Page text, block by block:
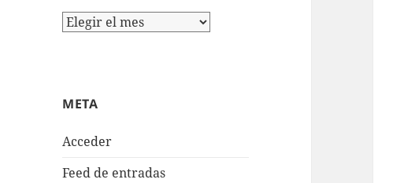
Archivo
META
Acceder
Feed de entradas